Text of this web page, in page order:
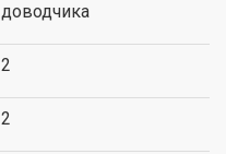
доводчика
2
2